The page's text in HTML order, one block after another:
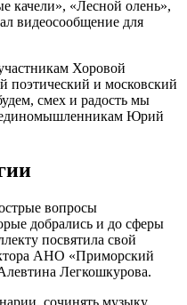
качели», «Лесной олень»,
видеосообщение для
Хоровой
поэтический и московский
смех и радость мы
единомышленникам Юрий
вопросы
добрались и до сферы
посвятила свой
АНО «Приморский
Легкошкурова.
сочинять музыку,